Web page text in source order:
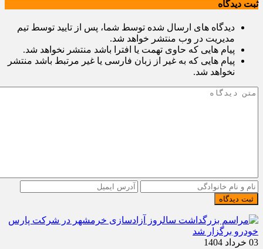
ثبت دیدگاه
دیدگاه های ارسال شده توسط شما، پس از تایید توسط تیم
مدیریت در وب منتشر خواهد شد.
پیام هایی که حاوی تهمت یا افترا باشد منتشر نخواهد شد.
پیام هایی که به غیر از زبان فارسی یا غیر مرتبط باشد منتشر
نخواهد شد.
ثبت دیدگاه
03 خرداد 1404